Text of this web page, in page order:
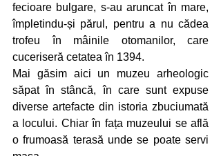
fecioare bulgare, s-au aruncat în mare,
împletindu-și părul, pentru a nu cădea
trofeu în mâinile otomanilor, care
cuceriseră cetatea în 1394.
Mai găsim aici un muzeu arheologic
săpat în stâncă, în care sunt expuse
diverse artefacte din istoria zbuciumată
a locului. Chiar în fața muzeului se află
o frumoasă terasă unde se poate servi